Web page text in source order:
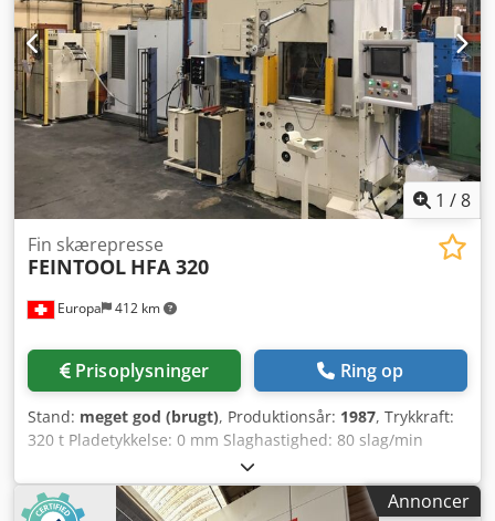
1 /8
Europa 412 km
Fin skærepresse
FEINTOOL HFA 320
Prisoplysninger Ring op
Stand: meget god (brugt), Produktionsår: 1987, Trykkraft:
320 t Pladetykkelse: 0 mm Slaghastighed: 80 slag/min
Samlet pressetryk: 320 t Slaglængde: 30 – 80 mm
Spændeflade nederste bord: 630 x 740 mm Spændeflade
øverste bord: 630 x 630 mm Samlet effektbehov: 60 kWAnnoncer